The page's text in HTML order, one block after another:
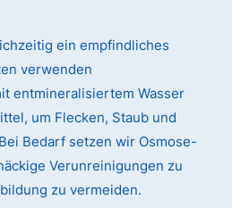
ein empfindliches
verwenden
entmineralisiertem Wasser
um Flecken, Staub und
Bedarf setzen wir Osmose-
Verunreinigungen zu
zu vermeiden.